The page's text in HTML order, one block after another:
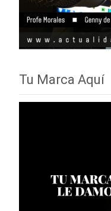
Tu Marca Aquí